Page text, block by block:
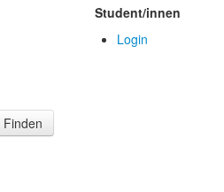
Finden
Student/innen
Login